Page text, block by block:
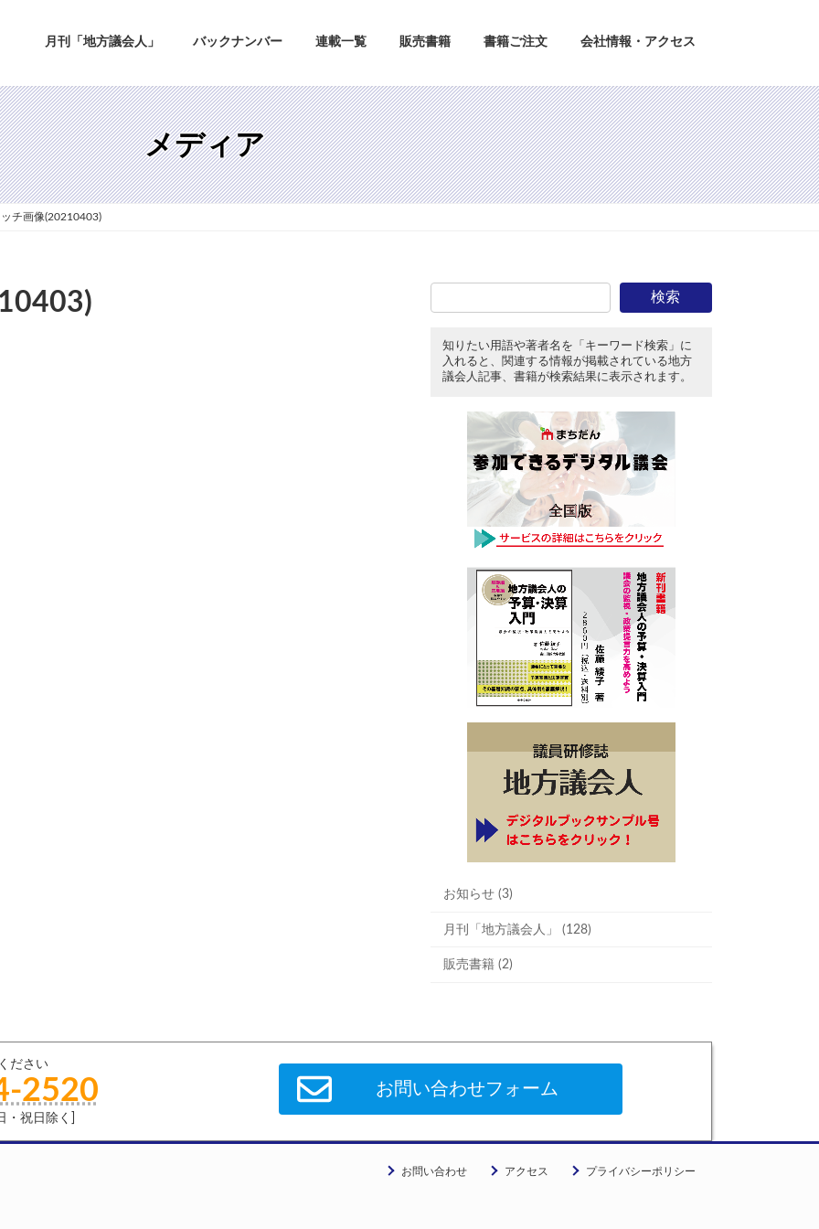
月刊「地方議会人」 バックナンバー 連載一覧 販売書籍 書籍ご注文 会社情報・アクセス
メディア
チ画像(20210403)
検索
知りたい用語や著者名を「キーワード検索」に
入れると、関連する情報が掲載されている地方
議会人記事、書籍が検索結果に表示されます。
お知らせ (3)
月刊「地方議会人」 (128)
販売書籍 (2)
ださい
2520
祝日除く]
お問い合わせフォーム
お問い合わせ アクセス プライバシーポリシー